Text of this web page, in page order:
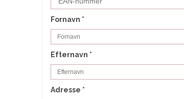
Fornavn *
Efternavn *
Adresse *